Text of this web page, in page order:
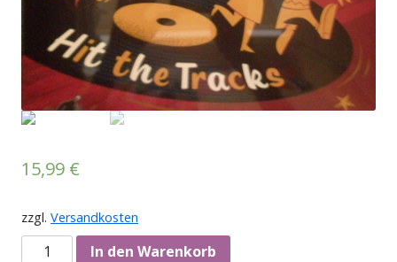
15,99 €
zzgl. Versandkosten
Anzahl In den Warenkorb